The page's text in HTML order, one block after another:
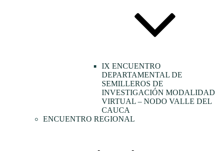
IX ENCUENTRO
DEPARTAMENTAL DE
SEMILLEROS DE
INVESTIGACIÓN MODALIDAD
VIRTUAL – NODO VALLE DEL
CAUCA
ENCUENTRO REGIONAL